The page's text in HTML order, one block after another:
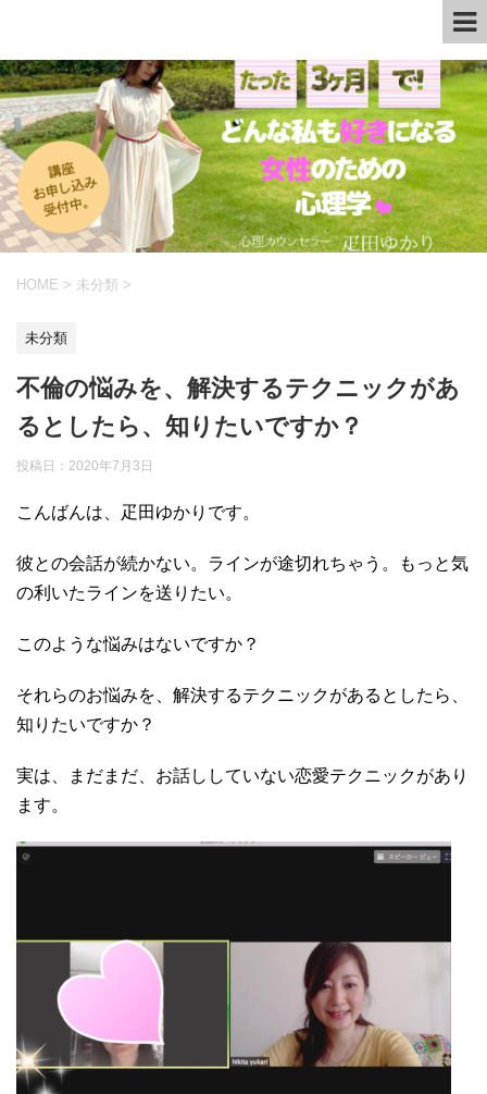
HOME > 未分類 >
未分類
不倫の悩みを、解決するテクニックがあ
るとしたら、知りたいですか？
投稿日： 2020年7月3日
こんばんは、疋田ゆかりです。
彼との会話が続かない。ラインが途切れちゃう。もっと気
の利いたラインを送りたい。
このような悩みはないですか？
それらのお悩みを、解決するテクニックがあるとしたら、
知りたいですか？
実は、まだまだ、お話ししていない恋愛テクニックがあり
ます。